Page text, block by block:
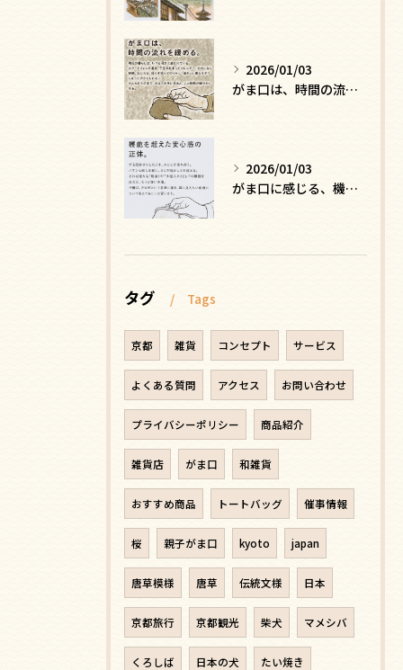
2026/01/03
がま口は、時間の流れを緩める
2026/01/03
がま口に感じる、機能を超えた安心感の正体
タグ Tags
京都 雑貨 コンセプト サービス
よくある質問 アクセス お問い合わせ
プライバシーポリシー 商品紹介
雑貨店 がま口 和雑貨
おすすめ商品 トートバッグ 催事情報
桜 親子がま口 kyoto japan
唐草模様 唐草 伝統文様 日本
京都旅行 京都観光 柴犬 マメシバ
くろしば 日本の犬 たい焼き